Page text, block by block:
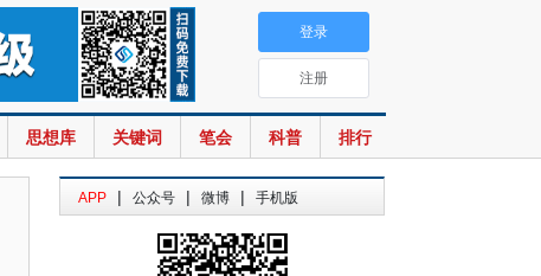
思想库 关键词 笔会 科普 排行
登录
注册
APP | 公众号 | 微博 | 手机版